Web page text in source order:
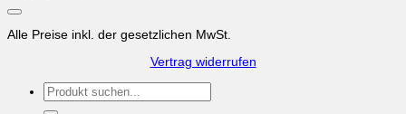
Alle Preise inkl. der gesetzlichen MwSt.
Vertrag widerrufen
Suchen
nach: